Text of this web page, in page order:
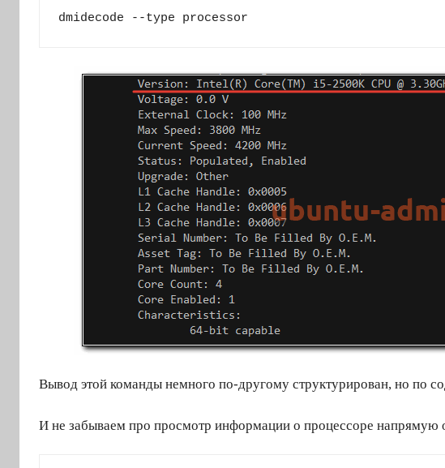
dmidecode --type processor
Вывод этой команды немного по-другому структурирован, но по
И не забываем про просмотр информации о процессоре напрямую